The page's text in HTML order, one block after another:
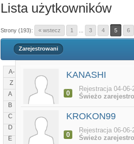
Lista użytkowników
Strony (193): « wstecz 1 3 4 5 6
Zarejestrowani
A-
Z
A
B
C
D
E
KANASHI
0
Rejestracja 04-
Świeżo
KROKON99
0
Rejestracja 06-
Świeżo